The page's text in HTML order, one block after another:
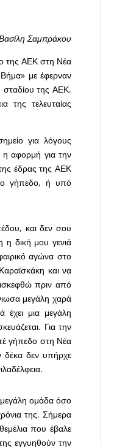
Σαμπράκου
της ΑΕΚ στη Νέα
με έφερναν
σταδίου της ΑΕΚ.
της τελευταίας
για λόγους
η αφορμή για την
έδρας της ΑΕΚ
γήπεδο, ή υπό
και δεν σου
δική μου γενιά
αγώνα στο
και να
πριν από
μεγάλη χαρά
μια μεγάλη
Για την
γήπεδο στη Νέα
δέκα δεν υπήρχε
μεγάλη ομάδα όσο
της. Σήμερα
που έβαλε
εγγυηθούν την